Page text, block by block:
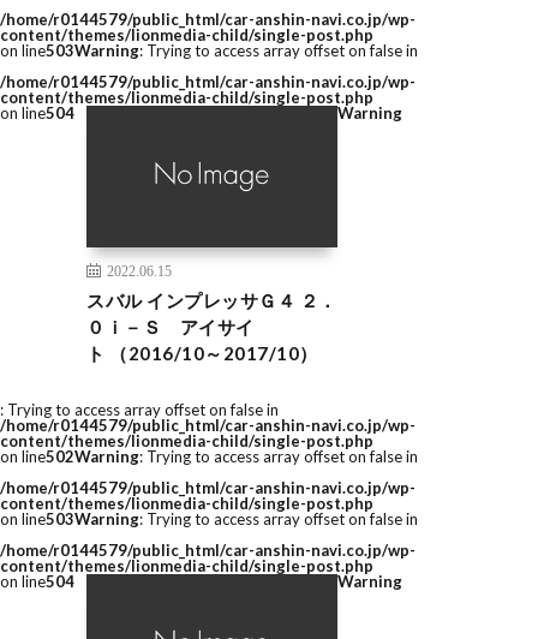
/home/r0144579/public_html/car-anshin-navi.co.jp/wp-
content/themes/lionmedia-child/single-post.php
on line503Warning: Trying to access array offset on false in
/home/r0144579/public_html/car-anshin-navi.co.jp/wp-
content/themes/lionmedia-child/single-post.php
on line504
2022.06.15
スバル インプレッサＧ４ ２．
０ｉ－Ｓ アイサイ
ト （2016/10～2017/10）
Warning
: Trying to access array offset on false in
/home/r0144579/public_html/car-anshin-navi.co.jp/wp-
content/themes/lionmedia-child/single-post.php
on line502Warning: Trying to access array offset on false in
/home/r0144579/public_html/car-anshin-navi.co.jp/wp-
content/themes/lionmedia-child/single-post.php
on line503Warning: Trying to access array offset on false in
/home/r0144579/public_html/car-anshin-navi.co.jp/wp-
content/themes/lionmedia-child/single-post.php
on line504 Warning